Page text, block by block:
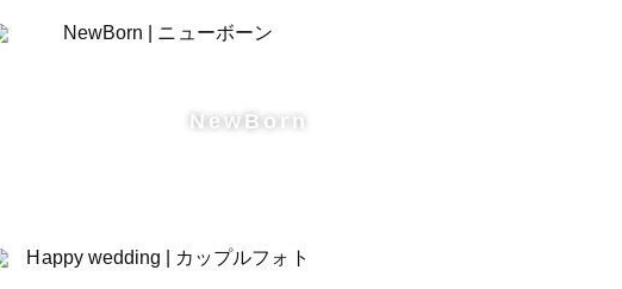
いるパパママ、
！
NewBorn